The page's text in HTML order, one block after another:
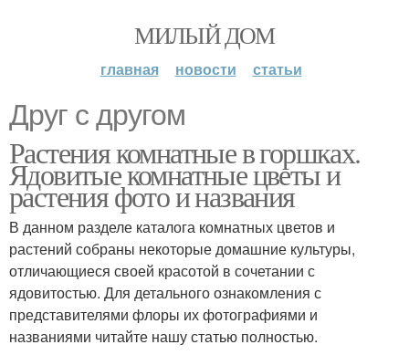
МИЛЫЙ ДОМ
главная новости статьи
Друг с другом
Растения комнатные в горшках.
Ядовитые комнатные цветы и
растения фото и названия
В данном разделе каталога комнатных цветов и
растений собраны некоторые домашние культуры,
отличающиеся своей красотой в сочетании с
ядовитостью. Для детального ознакомления с
представителями флоры их фотографиями и
названиями читайте нашу статью полностью.